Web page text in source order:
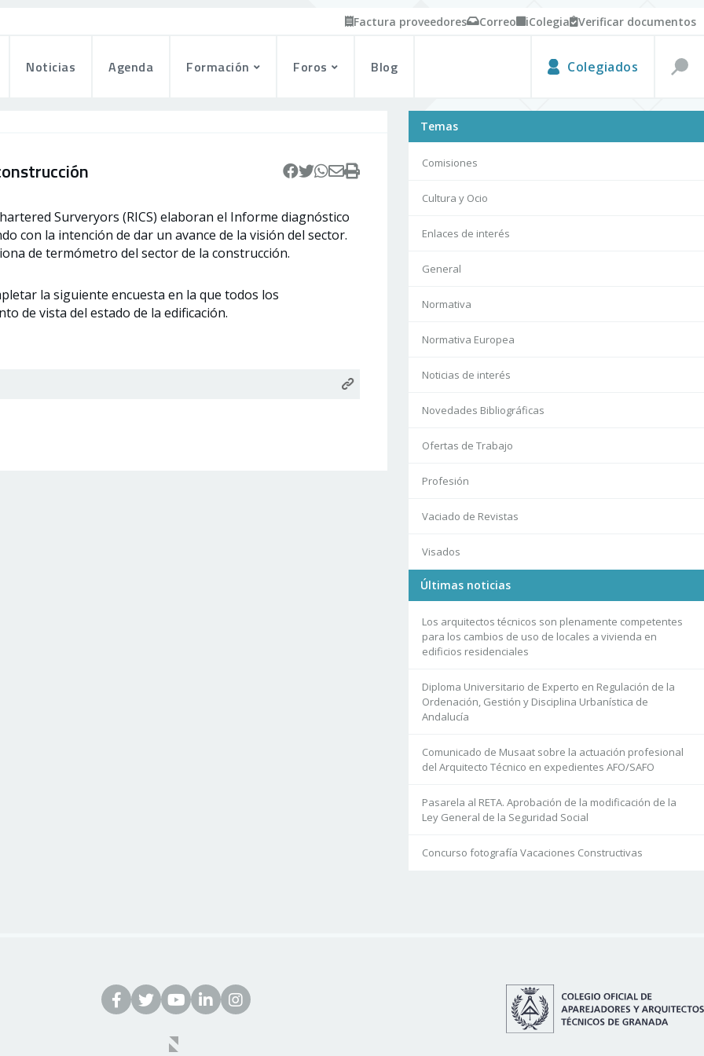
Factura proveedores Correo iColegia Verificar documentos
Noticias Agenda Formación Foros Blog Colegiados
Surveryors (RICS) elaboran el Informe diagnóstico
con la intención de dar un avance de la visión del sector.
de termómetro del sector de la construcción.
la siguiente encuesta en la que todos los
de vista del estado de la edificación.
Temas
Comisiones
Cultura y Ocio
Enlaces de interés
General
Normativa
Normativa Europea
Noticias de interés
Novedades Bibliográficas
Ofertas de Trabajo
Profesión
Vaciado de Revistas
Visados
Últimas noticias
Los arquitectos técnicos son plenamente competentes
para los cambios de uso de locales a vivienda en
edificios residenciales
Diploma Universitario de Experto en Regulación de la
Ordenación, Gestión y Disciplina Urbanística de
Andalucía
Comunicado de Musaat sobre la actuación profesional
del Arquitecto Técnico en expedientes AFO/SAFO
Pasarela al RETA. Aprobación de la modificación de la
Ley General de la Seguridad Social
Concurso fotografía Vacaciones Constructivas